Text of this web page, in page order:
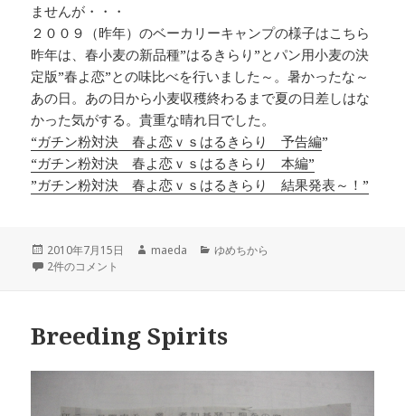
ませんが・・・
２００９（昨年）のベーカリーキャンプの様子はこちら
昨年は、春小麦の新品種”はるきらり”とパン用小麦の決
定版”春よ恋”との味比べを行いました～。暑かったな～
あの日。あの日から小麦収穫終わるまで夏の日差しはな
かった気がする。貴重な晴れ日でした。
“ガチン粉対決 春よ恋ｖｓはるきらり 予告編”
“ガチン粉対決 春よ恋ｖｓはるきらり 本編”
”ガチン粉対決 春よ恋ｖｓはるきらり 結果発表～！”
投
稿
2010年7月15日
作
maeda
カ
ゆめちから
小麦畑で歌をうたおう！！十勝ベーカリーキャンプ2010開催！！ への
2件のコメント
Breeding Spirits